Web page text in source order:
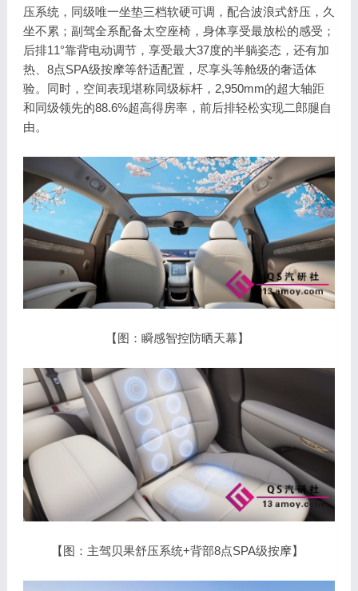
压系统，同级唯一坐垫三档软硬可调，配合波浪式舒压，久
坐不累；副驾全系配备太空座椅，身体享受最放松的感受；
后排11°靠背电动调节，享受最大37度的半躺姿态，还有加
热、8点SPA级按摩等舒适配置，尽享头等舱级的奢适体
验。同时，空间表现堪称同级标杆，2,950mm的超大轴距
和同级领先的88.6%超高得房率，前后排轻松实现二郎腿自
由。
【图：瞬感智控防晒天幕】
【图：主驾贝果舒压系统+背部8点SPA级按摩】